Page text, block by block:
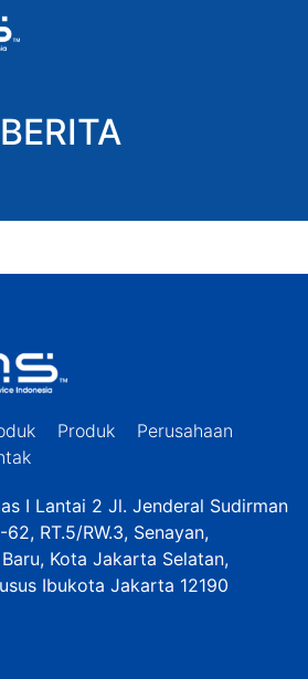
BERITA
Produk
Perusahaan
I Lantai 2 Jl. Jenderal Sudirman
62, RT.5/RW.3, Senayan,
Baru, Kota Jakarta Selatan,
Ibukota Jakarta 12190